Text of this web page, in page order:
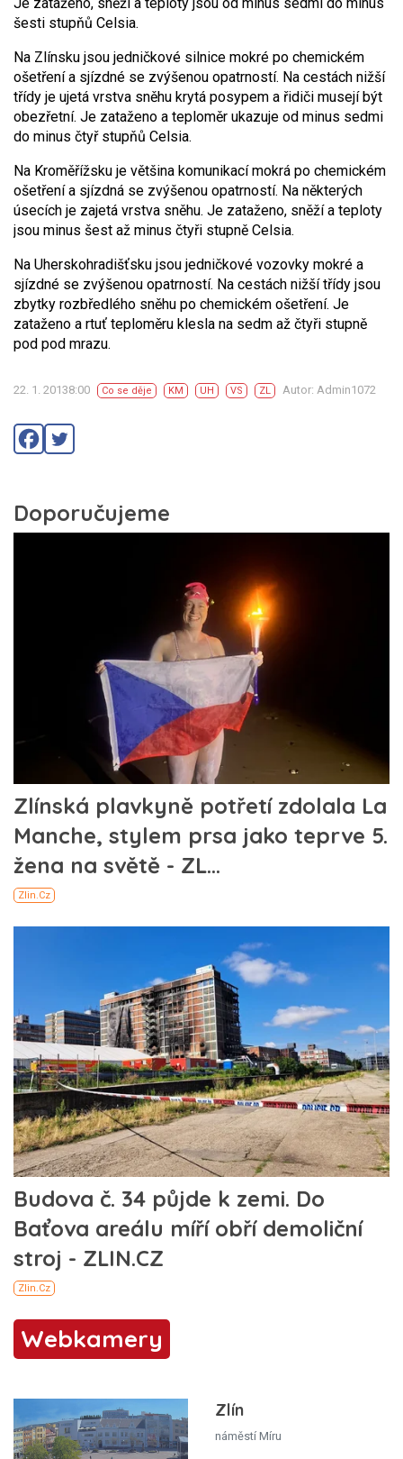
šesti stupňů Celsia.
Na Zlínsku jsou jedničkové silnice mokré po chemickém
ošetření a sjízdné se zvýšenou opatrností. Na cestách nižší
třídy je ujetá vrstva sněhu krytá posypem a řidiči musejí být
obezřetní. Je zataženo a teploměr ukazuje od minus sedmi
do minus čtyř stupňů Celsia.
Na Kroměřížsku je většina komunikací mokrá po chemickém
ošetření a sjízdná se zvýšenou opatrností. Na některých
úsecích je zajetá vrstva sněhu. Je zataženo, sněží a teploty
jsou minus šest až minus čtyři stupně Celsia.
Na Uherskohradišťsku jsou jedničkové vozovky mokré a
sjízdné se zvýšenou opatrností. Na cestách nižší třídy jsou
zbytky rozbředlého sněhu po chemickém ošetření. Je
zataženo a rtuť teploměru klesla na sedm až čtyři stupně
pod pod mrazu.
22. 1. 20138:00 Co se děje KM UH VS ZL Autor: Admin1072
Webkamery
Zlín
náměstí Míru